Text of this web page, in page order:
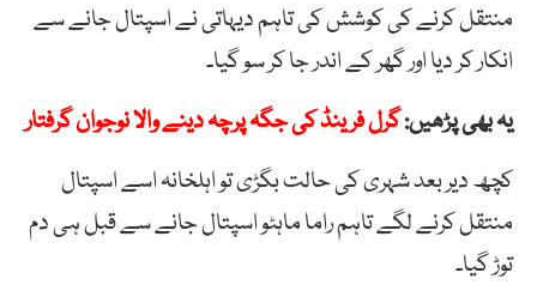
منتقل کرنے کی کوشش کی تاہم دیہاتی نے اسپتال جانے سے
انکار کر دیا اور گھر کے اندر جا کر سو گیا۔
یہ بھی پڑھیں:گرل فرینڈ کی جگہ پرچہ دینے والا نوجوان گرفتار
کچھ دیر بعد شہری کی حالت بگڑی تو اہلخانہ اسے اسپتال
منتقل کرنے لگے تاہم راما ماہٹو اسپتال جانے سے قبل ہی دم
توڑ گیا۔